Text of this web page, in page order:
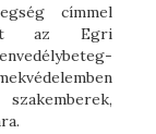
címmel
az Egri